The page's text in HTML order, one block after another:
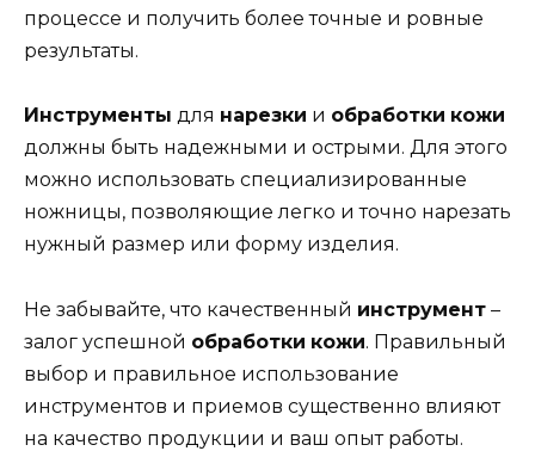
процессе и получить более точные и ровные
результаты.
Инструменты для нарезки и обработки кожи
должны быть надежными и острыми. Для этого
можно использовать специализированные
ножницы, позволяющие легко и точно нарезать
нужный размер или форму изделия.
Не забывайте, что качественный инструмент –
залог успешной обработки кожи. Правильный
выбор и правильное использование
инструментов и приемов существенно влияют
на качество продукции и ваш опыт работы.